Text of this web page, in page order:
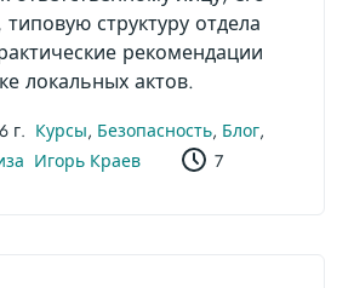
структуру отдела
рекомендации
локальных актов.
г. Курсы, Безопасность, Блог,
Игорь Краев 7